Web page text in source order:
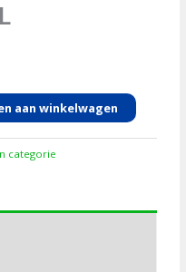
aan winkelwagen
categorie